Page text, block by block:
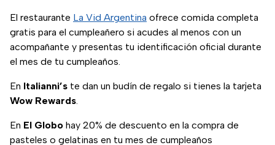
El restaurante La Vid Argentina ofrece comida completa
gratis para el cumpleañero si acudes al menos con un
acompañante y presentas tu identificación oficial durante
el mes de tu cumpleaños.
En Italianni’s te dan un budín de regalo si tienes la tarjeta
Wow Rewards.
En El Globo hay 20% de descuento en la compra de
pasteles o gelatinas en tu mes de cumpleaños